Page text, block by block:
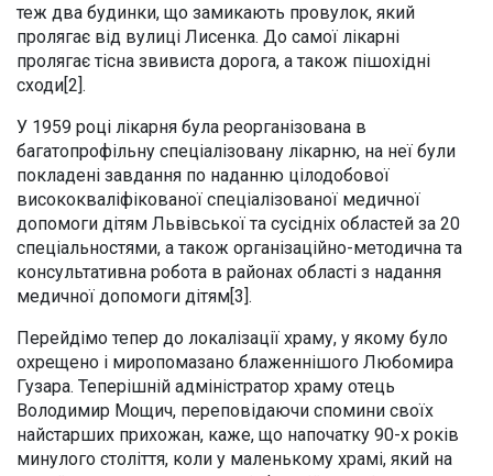
теж два будинки, що замикають провулок, який
пролягає від вулиці Лисенка. До самої лікарні
пролягає тісна звивиста дорога, а також пішохідні
сходи[2].
У 1959 році лікарня була реорганізована в
багатопрофільну спеціалізовану лікарню, на неї були
покладені завдання по наданню цілодобової
висококваліфікованої спеціалізованої медичної
допомоги дітям Львівської та сусідніх областей за 20
спеціальностями, а також організаційно-методична та
консультативна робота в районах області з надання
медичної допомоги дітям[3].
Перейдімо тепер до локалізації храму, у якому було
охрещено і миропомазано блаженнішого Любомира
Гузара. Теперішній адміністратор храму отець
Володимир Мощич, переповідаючи спомини своїх
найстарших прихожан, каже, що напочатку 90-х років
минулого століття, коли у маленькому храмі, який на